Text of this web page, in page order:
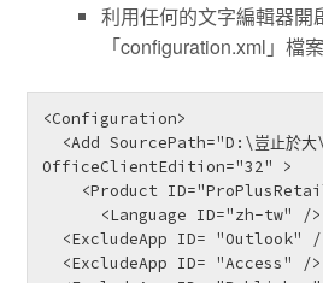
利用任何的文字編輯器開
「configuration.xml」檔
<Configuration>
OfficeClientEdition="32" >